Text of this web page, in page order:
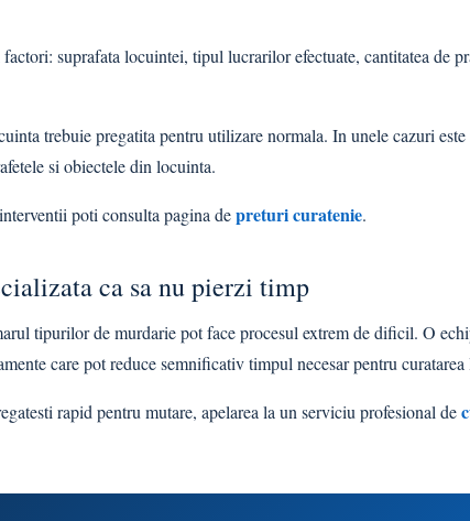
suprafata locuintei, tipul lucrarilor efectuate, cantitatea de
trebuie pregatita pentru utilizare normala. In unele cazuri este
si obiectele din locuinta.
poti consulta pagina depreturi curatenie.
ca sa nu pierzi timp
tipurilor de murdarie pot face procesul extrem de dificil. O
care pot reduce semnificativ timpul necesar pentru
rapid pentru mutare, apelarea la un serviciu profesional de